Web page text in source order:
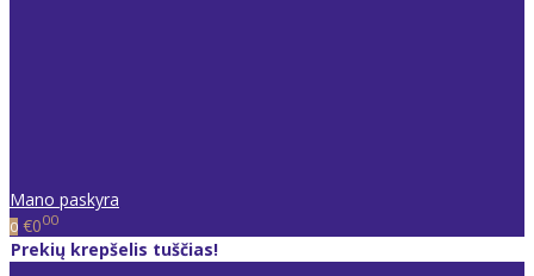
Mano paskyra
0 €000
Prekių krepšelis tuščias!